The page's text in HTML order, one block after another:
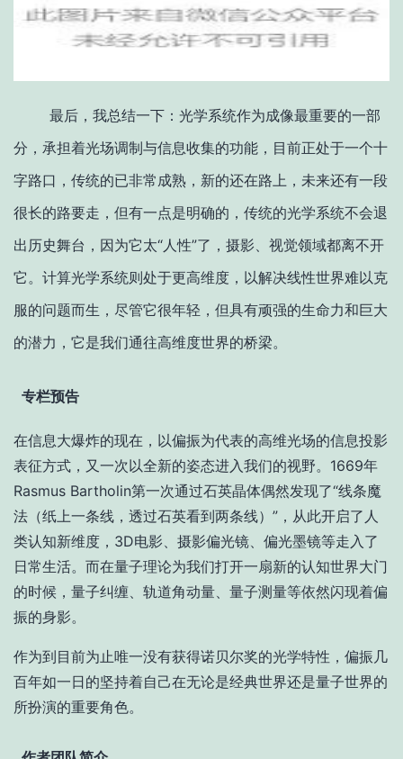
最后，我总结一下：光学系统作为成像最重要的一部
分，承担着光场调制与信息收集的功能，目前正处于一个十
字路口，传统的已非常成熟，新的还在路上，未来还有一段
很长的路要走，但有一点是明确的，传统的光学系统不会退
出历史舞台，因为它太“人性”了，摄影、视觉领域都离不开
它。计算光学系统则处于更高维度，以解决线性世界难以克
服的问题而生，尽管它很年轻，但具有顽强的生命力和巨大
的潜力，它是我们通往高维度世界的桥梁。
专栏预告
在信息大爆炸的现在，以偏振为代表的高维光场的信息投影
表征方式，又一次以全新的姿态进入我们的视野。1669年
Rasmus Bartholin第一次通过石英晶体偶然发现了“线条魔
法（纸上一条线，透过石英看到两条线）”，从此开启了人
类认知新维度，3D电影、摄影偏光镜、偏光墨镜等走入了
日常生活。而在量子理论为我们打开一扇新的认知世界大门
的时候，量子纠缠、轨道角动量、量子测量等依然闪现着偏
振的身影。
作为到目前为止唯一没有获得诺贝尔奖的光学特性，偏振几
百年如一日的坚持着自己在无论是经典世界还是量子世界的
所扮演的重要角色。